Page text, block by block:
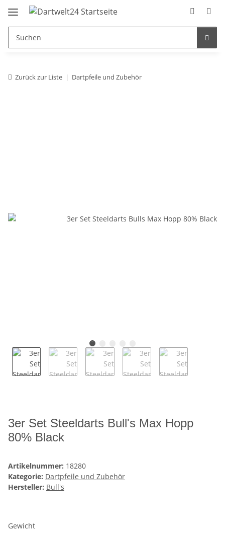
Zurück zur Liste Dartpfeile und Zubehör
3er Set Steeldarts Bull's Max Hopp
80% Black
Artikelnummer: 18280
Kategorie: Dartpfeile und Zubehör
Hersteller: Bull's
Gewicht